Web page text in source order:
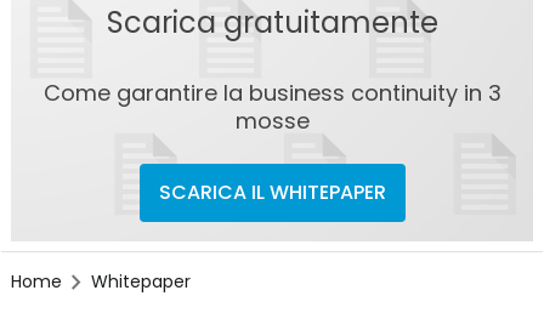
Scarica gratuitamente
Come garantire la business continuity in 3
mosse
SCARICA IL WHITEPAPER
Home Whitepaper